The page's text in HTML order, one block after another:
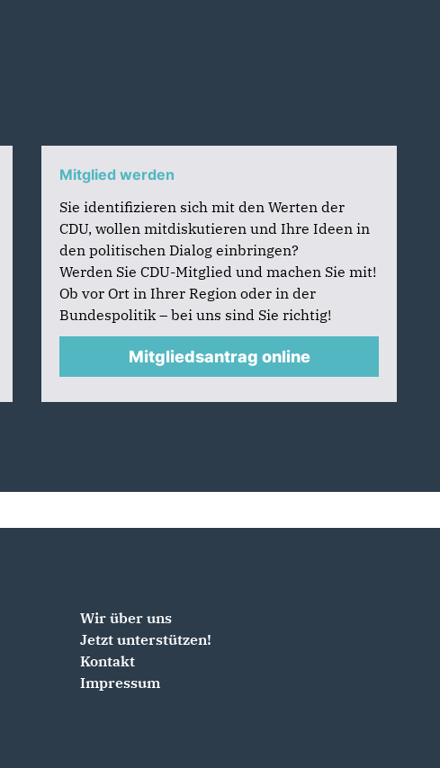
Mitglied werden
Sie identifizieren sich mit den Werten der
CDU, wollen mitdiskutieren und Ihre Ideen in
den politischen Dialog einbringen?
Werden Sie CDU-Mitglied und machen Sie mit!
Ob vor Ort in Ihrer Region oder in der
Bundespolitik – bei uns sind Sie richtig!
Mitgliedsantrag online
Wir über uns
Jetzt unterstützen!
Kontakt
Impressum